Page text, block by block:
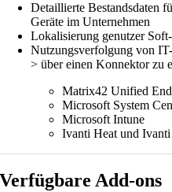
Detaillierte Bestandsdaten
Geräte im Unternehmen
Lokalisierung genutzer
Nutzungsverfolgung von
> über einen Konnektor zu
Matrix42 Unified
Microsoft System
Microsoft Intune
Ivanti Heat und
Verfügbare Add-ons